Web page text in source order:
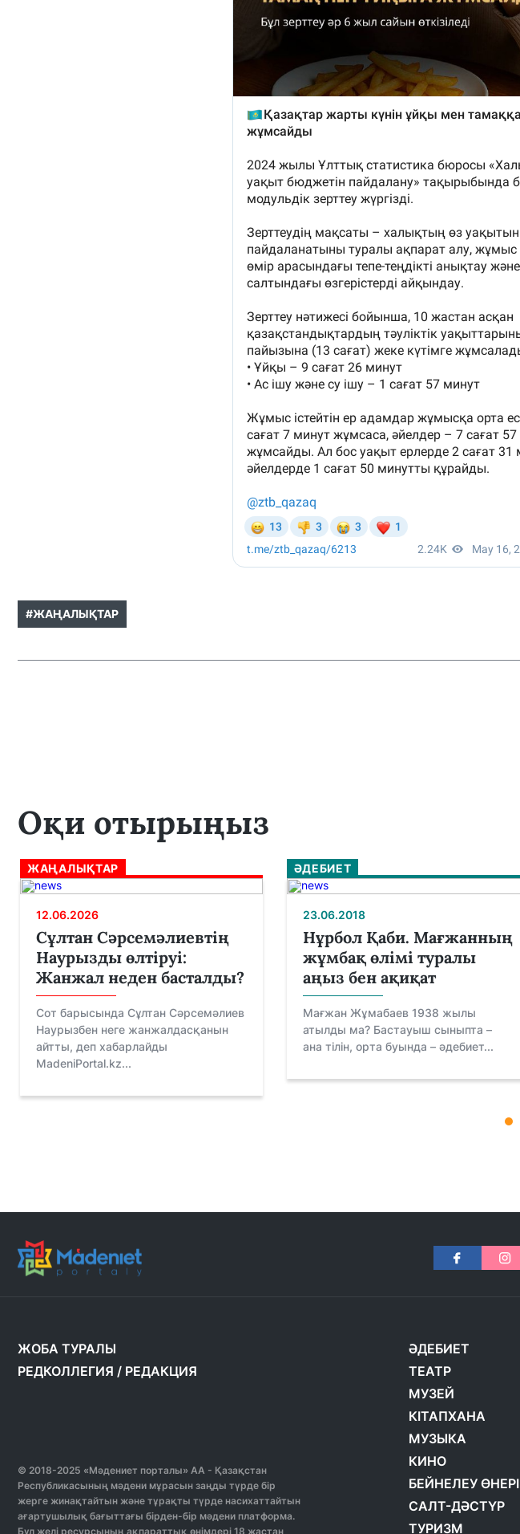
#ЖАҢАЛЫҚТАР
Оқи отырыңыз
ЖАҢАЛЫҚТАР
12.06.2026
Сұлтан Сәрсемәлиевтің
Наурызды өлтіруі:
Жанжал неден басталды?
Сот барысында Сұлтан Сәрсемәлиев
Наурызбен неге жанжалдасқанын
айтты, деп хабарлайды
MadeniPortal.kz...
ӘДЕБИЕТ
23.06.2018
Нұрбол Қаби. Мағжанның
жұмбақ өлімі туралы
аңыз бен ақиқат
Мағжан Жұмабаев 1938 жылы
атылды ма? Бастауыш сыныпта –
ана тілін, орта буында – әдебиет...
ЖОБА ТУРАЛЫ
РЕДКОЛЛЕГИЯ / РЕДАКЦИЯ
© 2018-2025 «Мәдениет порталы» АА - Қазақстан
Республикасының мәдени мұрасын заңды түрде бір
жерге жинақтайтын және тұрақты түрде насихаттайтын
ағартушылық бағыттағы бірден-бір мәдени платформа.
Бұл желі ресурсының ақпараттық өнімдері 18 жастан
ӘДЕБИЕТ
ТЕАТР
МУЗЕЙ
КІТАПХАНА
МУЗЫКА
КИНО
БЕЙНЕЛЕУ ӨНЕРІ
САЛТ-ДӘСТҮР
ТУРИЗМ